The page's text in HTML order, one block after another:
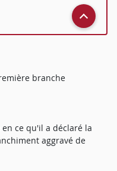
branche
ce qu'il a déclaré la
aggravé de